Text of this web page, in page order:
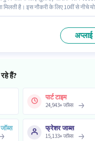
है। इस नौकरी के लिए 10वीं से नीचे
है।
अप्लाई
हैं?
पार्ट टाइम
24,943+जॉब्स
फ्रेशर जाब्स
15,133+जॉब्स